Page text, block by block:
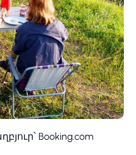
Booking.com